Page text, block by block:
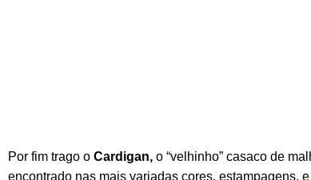
Por fim trago o Cardigan, o “velhinho” casaco de
encontrado nas mais variadas cores, estampagens,